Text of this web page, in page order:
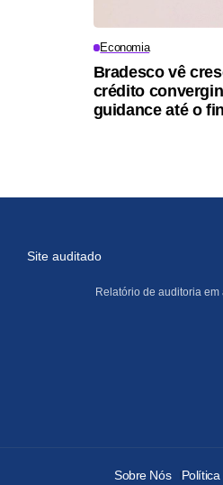
Economia
Bradesco vê
crédito
guidance até o
Site auditado
Relatório de auditoria em
Sobre Nós